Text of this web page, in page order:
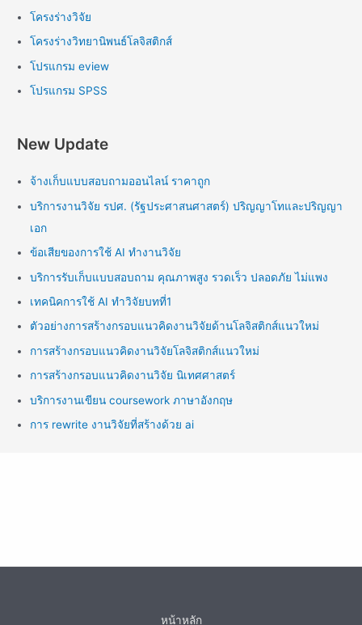
โครงร่างวิจัย
โครงร่างวิทยานิพนธ์โลจิสติกส์
โปรแกรม eview
โปรแกรม SPSS
New Update
จ้างเก็บแบบสอบถามออนไลน์ ราคาถูก
บริการงานวิจัย รปศ. (รัฐประศาสนศาสตร์) ปริญญาโทและปริญญา
เอก
ข้อเสียของการใช้ AI ทำงานวิจัย
บริการรับเก็บแบบสอบถาม คุณภาพสูง รวดเร็ว ปลอดภัย ไม่แพง
เทคนิคการใช้ AI ทำวิจัยบทที่1
ตัวอย่างการสร้างกรอบแนวคิดงานวิจัยด้านโลจิสติกส์แนวใหม่
การสร้างกรอบแนวคิดงานวิจัยโลจิสติกส์แนวใหม่
การสร้างกรอบแนวคิดงานวิจัย นิเทศศาสตร์
บริการงานเขียน coursework ภาษาอังกฤษ
การ rewrite งานวิจัยที่สร้างด้วย ai
หน้าหลัก